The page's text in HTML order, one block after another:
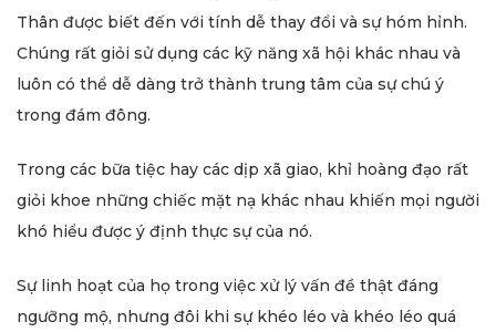
Thân được biết đến với tính dễ thay đổi và sự hóm hỉnh.
Chúng rất giỏi sử dụng các kỹ năng xã hội khác nhau và
luôn có thể dễ dàng trở thành trung tâm của sự chú ý
trong đám đông.
Trong các bữa tiệc hay các dịp xã giao, khỉ hoàng đạo rất
giỏi khoe những chiếc mặt nạ khác nhau khiến mọi người
khó hiểu được ý định thực sự của nó.
Sự linh hoạt của họ trong việc xử lý vấn đề thật đáng
ngưỡng mộ, nhưng đôi khi sự khéo léo và khéo léo quá